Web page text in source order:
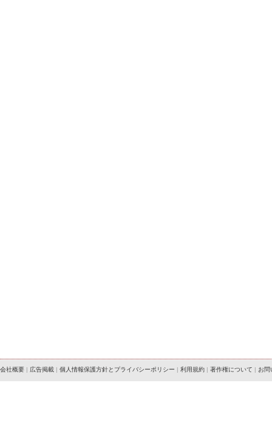
会社概要 | 広告掲載 | 個人情報保護方針とプライバシーポリシー | 利用規約 | 著作権について | お問